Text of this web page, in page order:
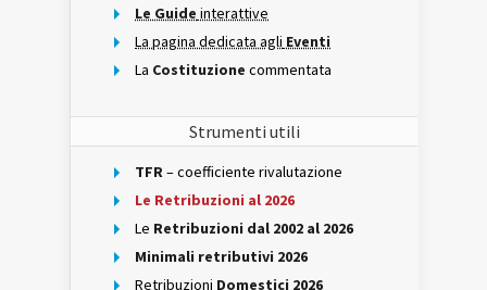
Le Guide interattive
La pagina dedicata agli Eventi
La Costituzione commentata
Strumenti utili
TFR– coefficiente rivalutazione
Le Retribuzioni al 2026
Le Retribuzioni dal 2002 al 2026
Minimali retributivi 2026
Retribuzioni Domestici 2026